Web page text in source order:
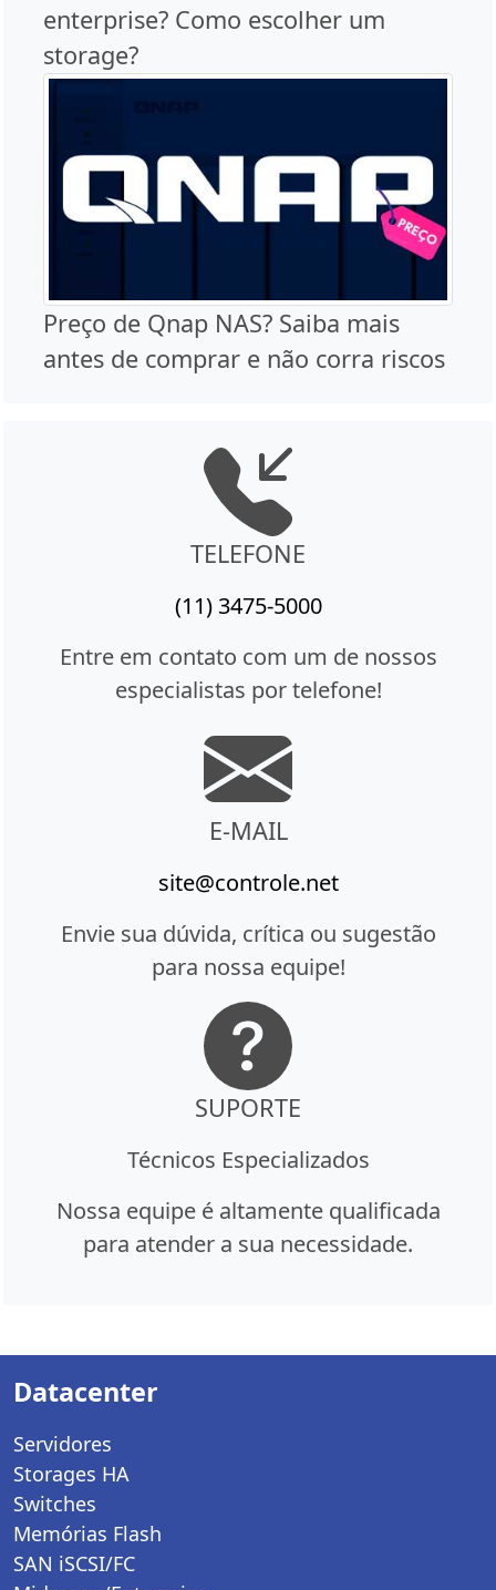
enterprise? Como escolher um
storage?
Preço de Qnap NAS? Saiba mais
antes de comprar e não corra riscos
TELEFONE
(11) 3475-5000
Entre em contato com um de nossos
especialistas por telefone!
E-MAIL
site@controle.net
Envie sua dúvida, crítica ou sugestão
para nossa equipe!
SUPORTE
Técnicos Especializados
Nossa equipe é altamente qualificada
para atender a sua necessidade.
Datacenter
Servidores
Storages HA
Switches
Memórias Flash
SAN iSCSI/FC